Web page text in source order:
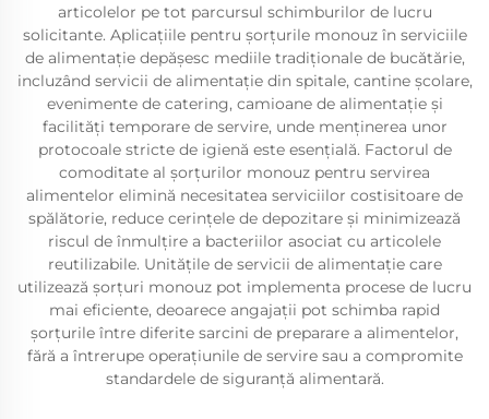
articolelor pe tot parcursul schimburilor de lucru
solicitante. Aplicațiile pentru șorțurile monouz în serviciile
de alimentație depășesc mediile tradiționale de bucătărie,
incluzând servicii de alimentație din spitale, cantine școlare,
evenimente de catering, camioane de alimentație și
facilități temporare de servire, unde menținerea unor
protocoale stricte de igienă este esențială. Factorul de
comoditate al șorțurilor monouz pentru servirea
alimentelor elimină necesitatea serviciilor costisitoare de
spălătorie, reduce cerințele de depozitare și minimizează
riscul de înmulțire a bacteriilor asociat cu articolele
reutilizabile. Unitățile de servicii de alimentație care
utilizează șorțuri monouz pot implementa procese de lucru
mai eficiente, deoarece angajații pot schimba rapid
șorțurile între diferite sarcini de preparare a alimentelor,
fără a întrerupe operațiunile de servire sau a compromite
standardele de siguranță alimentară.